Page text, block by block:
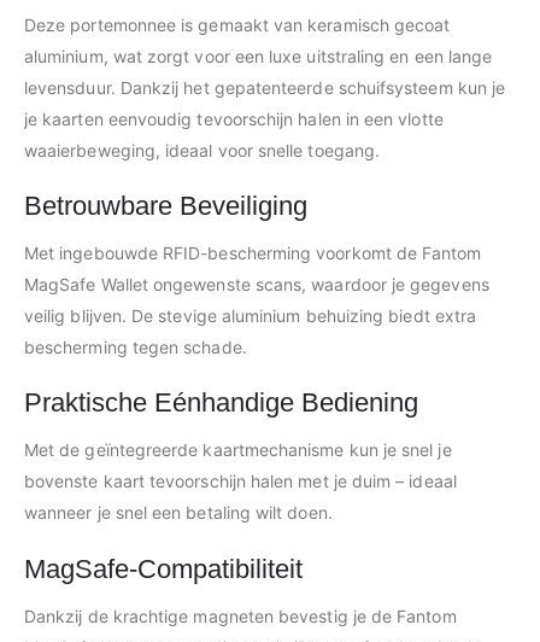
Deze portemonnee is gemaakt van keramisch gecoat
aluminium, wat zorgt voor een luxe uitstraling en een lange
levensduur. Dankzij het gepatenteerde schuifsysteem kun je
je kaarten eenvoudig tevoorschijn halen in een vlotte
waaierbeweging, ideaal voor snelle toegang.
Betrouwbare Beveiliging
Met ingebouwde RFID-bescherming voorkomt de Fantom
MagSafe Wallet ongewenste scans, waardoor je gegevens
veilig blijven. De stevige aluminium behuizing biedt extra
bescherming tegen schade.
Praktische Eénhandige Bediening
Met de geïntegreerde kaartmechanisme kun je snel je
bovenste kaart tevoorschijn halen met je duim – ideaal
wanneer je snel een betaling wilt doen.
MagSafe-Compatibiliteit
Dankzij de krachtige magneten bevestig je de Fantom